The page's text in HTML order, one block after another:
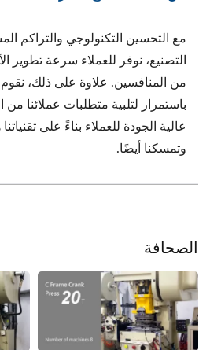
مع التحسين التكنولوجي والتراكم
التصنيع، نوفر للعملاء سرعة تطوير
من المنافسين. علاوة على ذلك،
باستمرار لتلبية متطلبات عملائنا من
عالية الجودة للعملاء بناءً على
وتمسكنا أيضًا.
الصحافة